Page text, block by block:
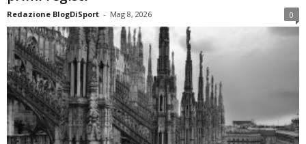
Redazione BlogDiSport - Mag 8, 2026 0